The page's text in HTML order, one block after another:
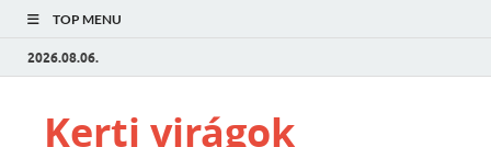
TOP MENU
2026.08.06.
Kerti virágok